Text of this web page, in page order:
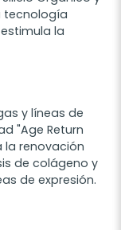
tecnología
la
y líneas de
"Age Return
la renovación
de colágeno y
de expresión.